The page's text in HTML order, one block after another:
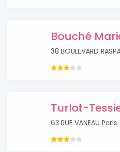
Bouché
38 BOULEVARD
Turlot-
63 RUE VANEAU